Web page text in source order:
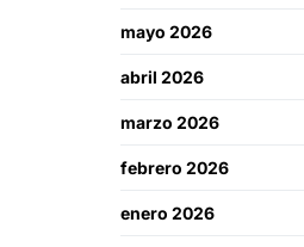
mayo 2026
abril 2026
marzo 2026
febrero 2026
enero 2026